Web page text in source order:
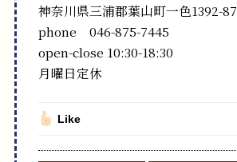
神奈川県三浦郡葉山町一色1392-87
phone 046-875-7445
open-close 10:30-18:30
月曜日定休
Like